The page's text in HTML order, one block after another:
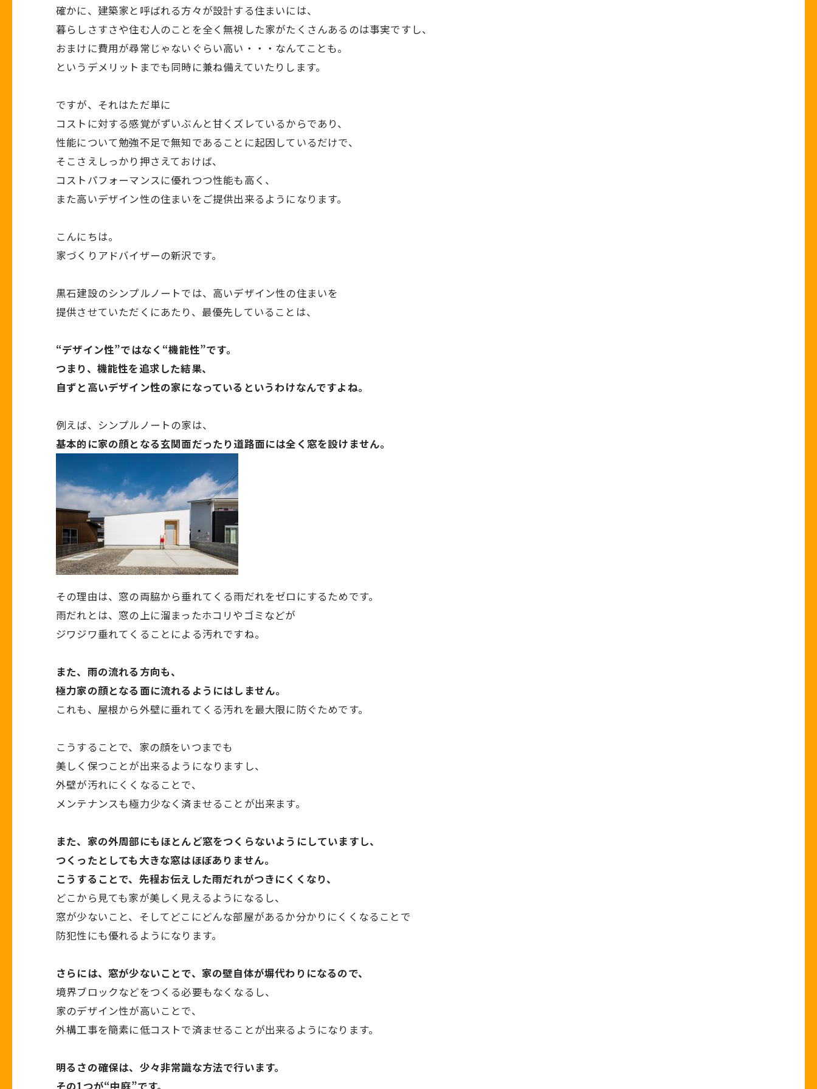
確かに、建築家と呼ばれる方々が設計する住まいには、
暮らしさすさや住む人のことを全く無視した家がたくさんあるのは事実ですし、
おまけに費用が尋常じゃないぐらい高い・・・なんてことも。
というデメリットまでも同時に兼ね備えていたりします。
ですが、それはただ単に
コストに対する感覚がずいぶんと甘くズレているからであり、
性能について勉強不足で無知であることに起因しているだけで、
そこさえしっかり押さえておけば、
コストパフォーマンスに優れつつ性能も高く、
また高いデザイン性の住まいをご提供出来るようになります。
こんにちは。
家づくりアドバイザーの新沢です。
黒石建設のシンプルノートでは、高いデザイン性の住まいを
提供させていただくにあたり、最優先していることは、
“デザイン性”ではなく“機能性”です。
つまり、機能性を追求した結果、
自ずと高いデザイン性の家になっているというわけなんですよね。
例えば、シンプルノートの家は、
基本的に家の顔となる玄関面だったり道路面には全く窓を設けません。
その理由は、窓の両脇から垂れてくる雨だれをゼロにするためです。
雨だれとは、窓の上に溜まったホコリやゴミなどが
ジワジワ垂れてくることによる汚れですね。
また、雨の流れる方向も、
極力家の顔となる面に流れるようにはしません。
これも、屋根から外壁に垂れてくる汚れを最大限に防ぐためです。
こうすることで、家の顔をいつまでも
美しく保つことが出来るようになりますし、
外壁が汚れにくくなることで、
メンテナンスも極力少なく済ませることが出来ます。
また、家の外周部にもほとんど窓をつくらないようにしていますし、
つくったとしても大きな窓はほぼありません。
こうすることで、先程お伝えした雨だれがつきにくくなり、
どこから見ても家が美しく見えるようになるし、
窓が少ないこと、そしてどこにどんな部屋があるか分かりにくくなることで
防犯性にも優れるようになります。
さらには、窓が少ないことで、家の壁自体が塀代わりになるので、
境界ブロックなどをつくる必要もなくなるし、
家のデザイン性が高いことで、
外構工事を簡素に低コストで済ませることが出来るようになります。
明るさの確保は、少々非常識な方法で行います。
その1つが“中庭”です。